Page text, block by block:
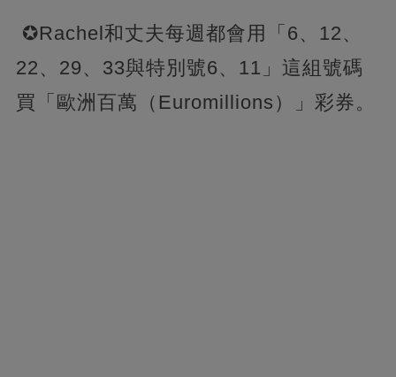
✪Rachel和丈夫每週都會用「6、12、
22、29、33與特別號6、11」這組號碼
買「歐洲百萬（Euromillions）」彩券。